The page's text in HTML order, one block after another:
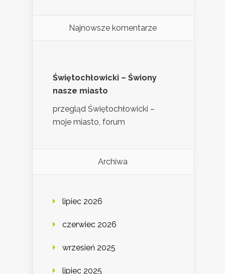
Najnowsze komentarze
Świętochłowicki – Świony
nasze miasto
przegląd Świętochłowicki –
moje miasto, forum
Archiwa
lipiec 2026
czerwiec 2026
wrzesień 2025
lipiec 2025